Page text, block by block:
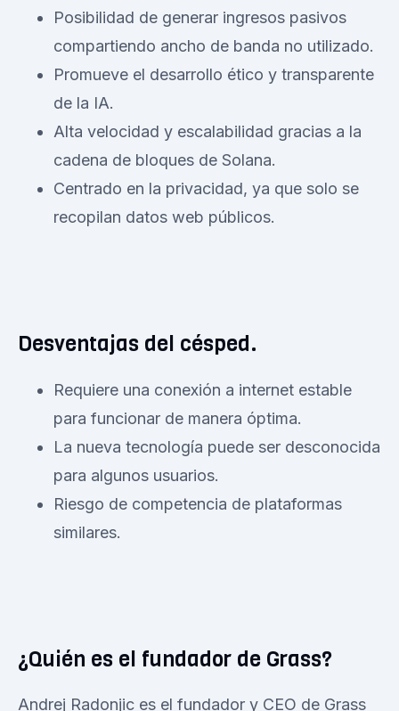
Posibilidad de generar ingresos pasivos
compartiendo ancho de banda no utilizado.
Promueve el desarrollo ético y transparente
de la IA.
Alta velocidad y escalabilidad gracias a la
cadena de bloques de Solana.
Centrado en la privacidad, ya que solo se
recopilan datos web públicos.
Desventajas del césped.
Requiere una conexión a internet estable
para funcionar de manera óptima.
La nueva tecnología puede ser desconocida
para algunos usuarios.
Riesgo de competencia de plataformas
similares.
¿Quién es el fundador de Grass?
Andrej Radonjic es el fundador y CEO de Grass